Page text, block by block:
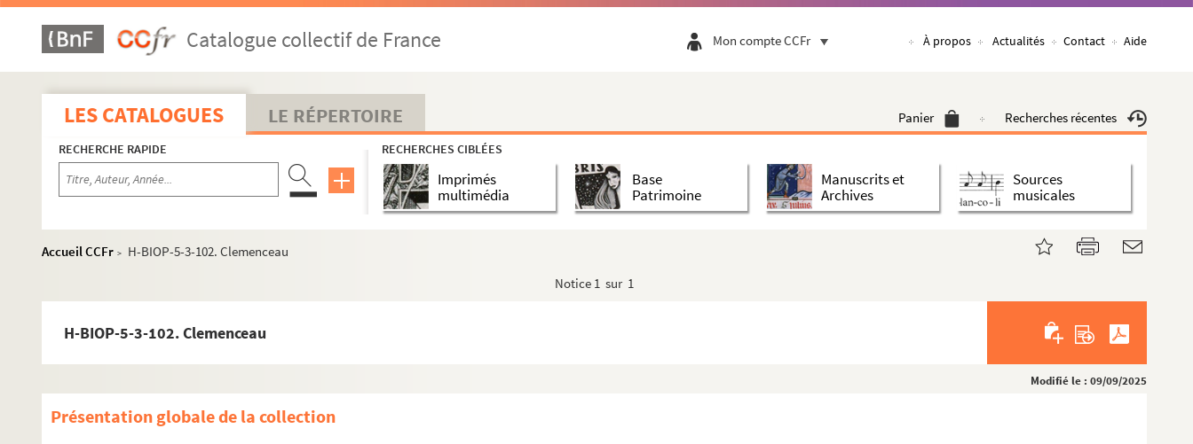
Catalogue collectif de France Mon compte CCFr À propos Actualités Contact Aide
LES CATALOGUES LE RÉPERTOIRE Panier Recherches récentes
RECHERCHE RAPIDE RECHERCHES CIBLÉES
Imprimés
multimédia
Base
Patrimoine
Manuscrits et
Archives
Sources
musicales
Accueil CCFr >
H-BIOP-5-3-102. Clemenceau
Notice 1 sur 1
H-BIOP-5-3-102. Clemenceau
Modifié le : 09/09/2025
Présentation globale de la collection
H-BIOP-5-3-75. Général Chanzy
H-BIOP-5-3-76. Général Chanzy
H-BIOP-5-3-77. Chaou Kim-Ching
H-BIOP-5-3-78. Chaou Wan-Kwel
H-BIOP-5-3-79. Chartal, comte de Chanteloup
H-BIOP-5-3-80. Général Charrette
H-BIOP-5-3-85. Prosper de Chasse-Loup-Garou
H-BIOP-5-3-88. Chenest, procureur de la république à Paris